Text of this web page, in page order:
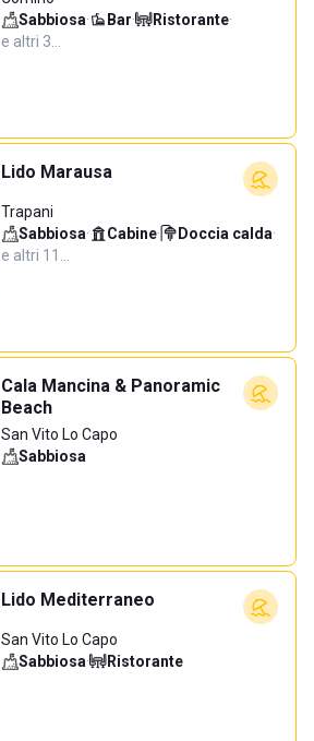
Sabbiosa· Bar· Ristorante·
e altri 3…
Lido Marausa
Trapani
Sabbiosa· Cabine· Doccia calda·
e altri 11…
Cala Mancina & Panoramic
Beach
San Vito Lo Capo
Sabbiosa
Lido Mediterraneo
San Vito Lo Capo
Sabbiosa· Ristorante